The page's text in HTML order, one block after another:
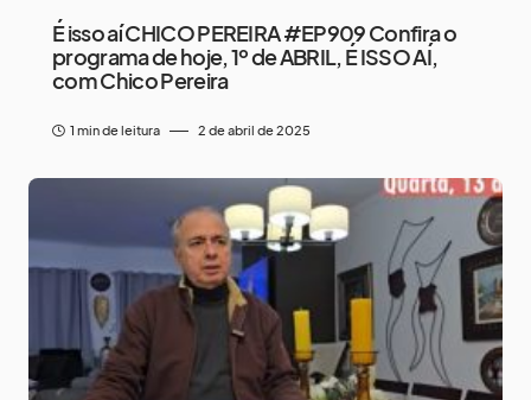
É isso aí CHICO PEREIRA #EP909 Confira o
programa de hoje, 1º de ABRIL, É ISSO AÍ,
com Chico Pereira
1 min de leitura 2 de abril de 2025